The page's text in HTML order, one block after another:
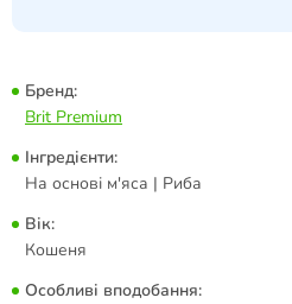
Бренд:
Brit Premium
Інгредієнти:
На основі м'яса | Риба
Вік:
Кошеня
Особливі вподобання: